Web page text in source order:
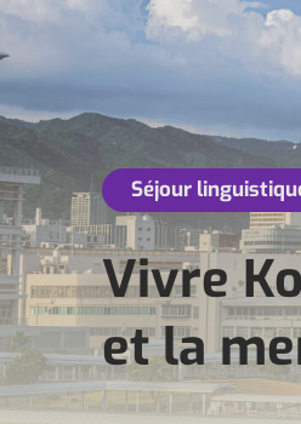
Séjour
Vivre
et la